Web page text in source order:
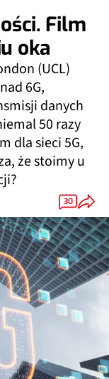
Film
oka
(UCL)
6G,
danych
50 razy
dla sieci 5G,
że stoimy u
30